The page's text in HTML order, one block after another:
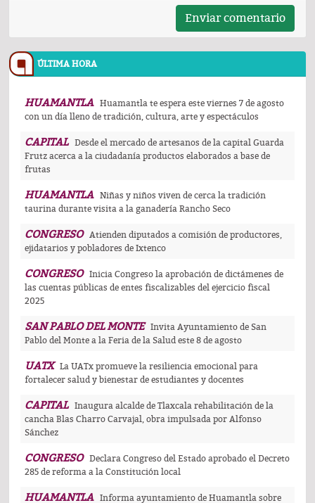
Enviar comentario
ÚLTIMA HORA
HUAMANTLA
Huamantla te espera este viernes 7 de agosto
con un día lleno de tradición, cultura, arte y espectáculos
CAPITAL
Desde el mercado de artesanos de la capital Guarda
Frutz acerca a la ciudadanía productos elaborados a base de
frutas
HUAMANTLA
Niñas y niños viven de cerca la tradición
taurina durante visita a la ganadería Rancho Seco
CONGRESO
Atienden diputados a comisión de productores,
ejidatarios y pobladores de Ixtenco
CONGRESO
Inicia Congreso la aprobación de dictámenes de
las cuentas públicas de entes fiscalizables del ejercicio fiscal
2025
SAN PABLO DEL MONTE
Invita Ayuntamiento de San
Pablo del Monte a la Feria de la Salud este 8 de agosto
UATX
La UATx promueve la resiliencia emocional para
fortalecer salud y bienestar de estudiantes y docentes
CAPITAL
Inaugura alcalde de Tlaxcala rehabilitación de la
cancha Blas Charro Carvajal, obra impulsada por Alfonso
Sánchez
CONGRESO
Declara Congreso del Estado aprobado el Decreto
285 de reforma a la Constitución local
HUAMANTLA Informa ayuntamiento de Huamantla sobre